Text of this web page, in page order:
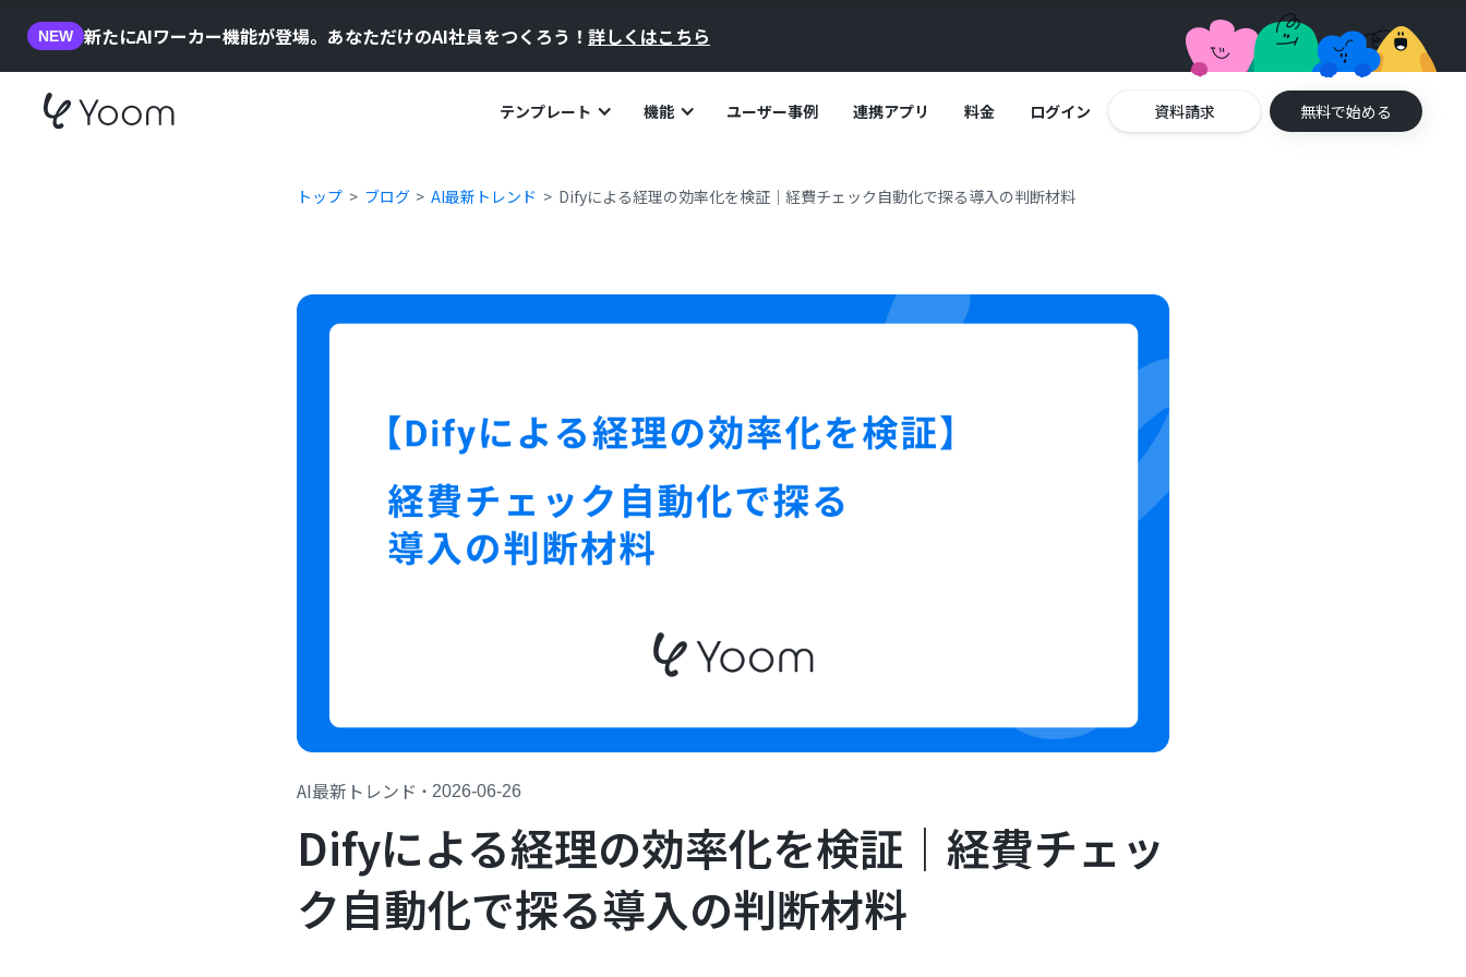
NEW 新たにAIワーカー機能が登場。あなただけのAI社員をつくろう！ 詳しくはこちら
テンプレート 機能 ユーザー事例 連携アプリ 料金 ログイン 資料請求 無料で始める
トップ ブログ AI最新トレンド Difyによる経理の効率化を検証｜経費チェック自動化で探る導入の判断材料
AI最新トレンド ・ 2026-06-26
Difyによる経理の効率化を検証｜経費チェッ
ク自動化で探る導入の判断材料